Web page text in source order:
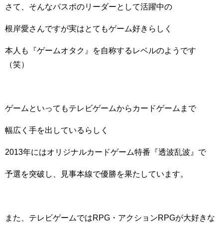
さて、そんなパスポのリーダーとして活躍中の
根岸愛さんですが実はとてもゲーム好きらしく
本人も『ゲームオタク』を自称するレベルのようです
（笑）
ゲームといってもテレビゲームからカードゲームまで
幅広く手を出しているらしく
2013年にはオリジナルカードゲーム特番『透波乱波』で
予選を突破し、見事本線で優勝を果たしています。
また、テレビゲームではRPG・アクションRPGが大好きな